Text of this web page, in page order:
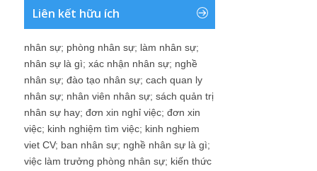
Liên kết hữu ích
nhân sự; phòng nhân sự; làm nhân sự;
nhân sự là gì; xác nhận nhân sự; nghề
nhân sự; đào tạo nhân sự; cach quan ly
nhân sự; nhân viên nhân sự; sách quản trị
nhân sự hay; đơn xin nghỉ việc; đơn xin
việc; kinh nghiệm tìm việc; kinh nghiem
viet CV; ban nhân sự; nghề nhân sự là gì;
việc làm trưởng phòng nhân sự; kiến thức